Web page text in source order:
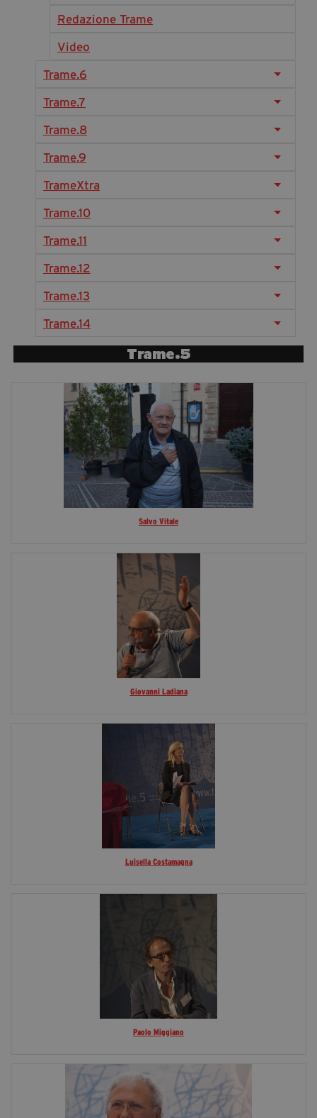
Diventa Partner
Fondazione Trame
Chi Siamo
#Trameascuola
Visioni Civiche
Archivio Storico
Contatti
segreteria@tramefestival.it
info@tramefestival.itTrame.5
Salvo Vitale
Giovanni Ladiana
Luisella Costamagna
Paolo Miggiano
Redazione Trame
Video
Trame.6
Trame.7
Trame.8
Trame.9
TrameXtra
Trame.10
Trame.11
Trame.12
Trame.13
Trame.14